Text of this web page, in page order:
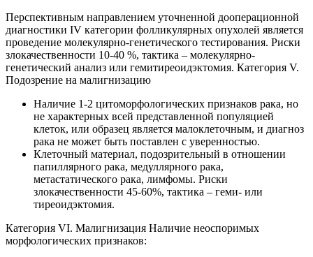
Перспективным направлением уточненной дооперационной
диагностики IV категории фолликулярных опухолей является
проведение молекулярно-генетического тестирования. Риски
злокачественности 10-40 %, тактика – молекулярно-
генетический анализ или гемитиреоидэктомия. Категория V.
Подозрение на малигнизацию
Наличие 1-2 цитоморфологических признаков рака, но
не характерных всей представленной популяцией
клеток, или образец является малоклеточным, и диагноз
рака не может быть поставлен с уверенностью.
Клеточный материал, подозрительный в отношении
папиллярного рака, медуллярного рака,
метастатического рака, лимфомы. Риски
злокачественности 45-60%, тактика – геми- или
тиреоидэктомия.
Категория VI. Малигнизация Наличие неоспоримых
морфологических признаков: